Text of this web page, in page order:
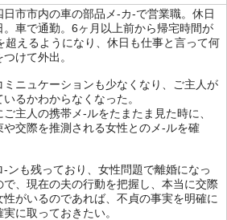
日市市内の車の部品メ-カ-で営業職。休日
。車で通勤。6ヶ月以上前から帰宅時間が
超えるようになり、休日も仕事と言って何
けて外出。
ミニュケーションも少なくなり、ご主人が
るかわからなくなった。
ご主人の携帯メ-ルをたまたま見た時に、
や交際を推測される女性とのメ-ルを確
-ンも残っており、女性問題で離婚になっ
で、現在の夫の行動を把握し、本当に交際
性がいるのであれば、不貞の事実を明確に
実に取っておきたい。